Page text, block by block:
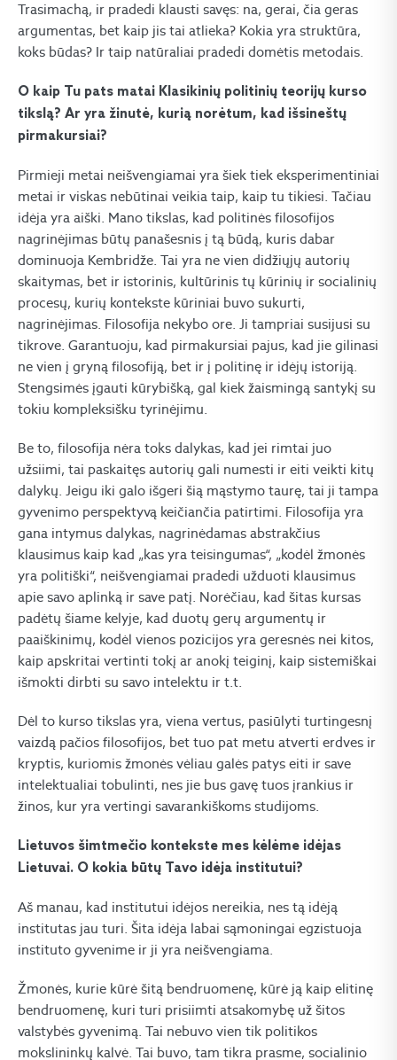
Trasimachą, ir pradedi klausti savęs: na, gerai, čia geras
argumentas, bet kaip jis tai atlieka? Kokia yra struktūra,
koks būdas? Ir taip natūraliai pradedi domėtis metodais.
O kaip Tu pats matai Klasikinių politinių teorijų kurso
tikslą? Ar yra žinutė, kurią norėtum, kad išsineštų
pirmakursiai?
Pirmieji metai neišvengiamai yra šiek tiek eksperimentiniai
metai ir viskas nebūtinai veikia taip, kaip tu tikiesi. Tačiau
idėja yra aiški. Mano tikslas, kad politinės filosofijos
nagrinėjimas būtų panašesnis į tą būdą, kuris dabar
dominuoja Kembridže. Tai yra ne vien didžiųjų autorių
skaitymas, bet ir istorinis, kultūrinis tų kūrinių ir socialinių
procesų, kurių kontekste kūriniai buvo sukurti,
nagrinėjimas. Filosofija nekybo ore. Ji tampriai susijusi su
tikrove. Garantuoju, kad pirmakursiai pajus, kad jie gilinasi
ne vien į gryną filosofiją, bet ir į politinę ir idėjų istoriją.
Stengsimės įgauti kūrybišką, gal kiek žaismingą santykį su
tokiu kompleksišku tyrinėjimu.
Be to, filosofija nėra toks dalykas, kad jei rimtai juo
užsiimi, tai paskaitęs autorių gali numesti ir eiti veikti kitų
dalykų. Jeigu iki galo išgeri šią mąstymo taurę, tai ji tampa
gyvenimo perspektyvą keičiančia patirtimi. Filosofija yra
gana intymus dalykas, nagrinėdamas abstrakčius
klausimus kaip kad „kas yra teisingumas“, „kodėl žmonės
yra politiški“, neišvengiamai pradedi užduoti klausimus
apie savo aplinką ir save patį. Norėčiau, kad šitas kursas
padėtų šiame kelyje, kad duotų gerų argumentų ir
paaiškinimų, kodėl vienos pozicijos yra geresnės nei kitos,
kaip apskritai vertinti tokį ar anokį teiginį, kaip sistemiškai
išmokti dirbti su savo intelektu ir t.t.
Dėl to kurso tikslas yra, viena vertus, pasiūlyti turtingesnį
vaizdą pačios filosofijos, bet tuo pat metu atverti erdves ir
kryptis, kuriomis žmonės vėliau galės patys eiti ir save
intelektualiai tobulinti, nes jie bus gavę tuos įrankius ir
žinos, kur yra vertingi savarankiškoms studijoms.
Lietuvos šimtmečio kontekste mes kėlėme idėjas
Lietuvai. O kokia būtų Tavo idėja institutui?
Aš manau, kad institutui idėjos nereikia, nes tą idėją
institutas jau turi. Šita idėja labai sąmoningai egzistuoja
instituto gyvenime ir ji yra neišvengiama.
Žmonės, kurie kūrė šitą bendruomenę, kūrė ją kaip elitinę
bendruomenę, kuri turi prisiimti atsakomybę už šitos
valstybės gyvenimą. Tai nebuvo vien tik politikos
mokslininkų kalvė. Tai buvo, tam tikra prasme, socialinio